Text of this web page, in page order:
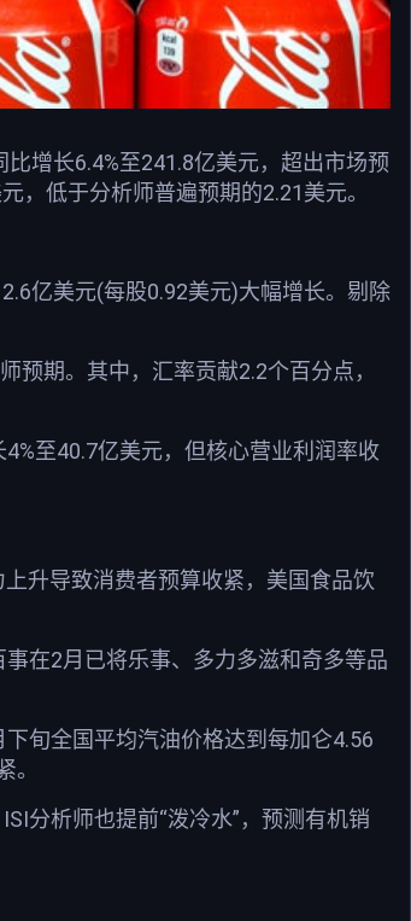
增长6.4%至241.8亿美元，超出市场预
，低于分析师普遍预期的2.21美元。
亿美元(每股0.92美元)大幅增长。剔除
预期。其中，汇率贡献2.2个百分点，
至40.7亿美元，但核心营业利润率收
升导致消费者预算收紧，美国食品饮
在2月已将乐事、多力多滋和奇多等品
旬全国平均汽油价格达到每加仑4.56
。
分析师也提前“泼冷水”，预测有机销